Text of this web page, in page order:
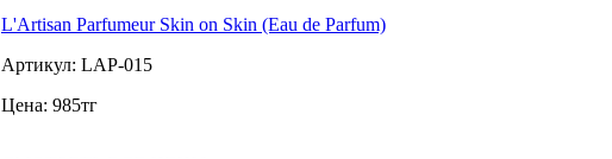
L'Artisan Parfumeur Skin on Skin (Eau de Parfum)
Артикул: LAP-015
Цена: 985тг